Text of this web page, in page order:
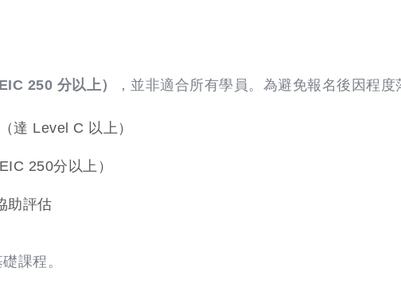
250 分以上）
，並非適合所有學員。為避免報名後因程
（達 Level C 以上）
250分以上）
助評估
課程。